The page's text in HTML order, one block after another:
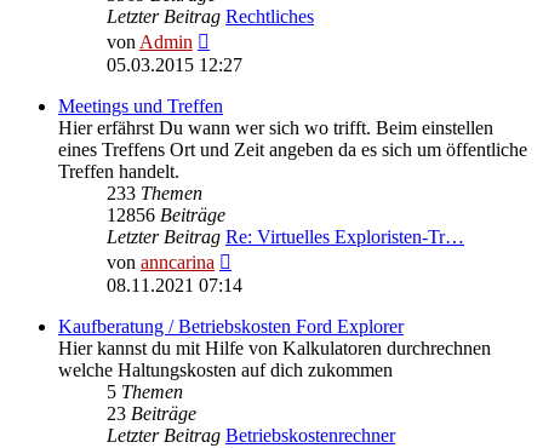
Letzter Beitrag Rechtliches
vonAdmin
Beitrag
05.03.2015 12:27
Meetings und Treffen
Hier erfährst Du wann wer sich wo trifft. Beim einstellen
eines Treffens Ort und Zeit angeben da es sich um öffentliche
Treffen handelt.
233 Themen
12856 Beiträge
Letzter Beitrag Re: Virtuelles Exploristen-Tr…
von anncarina
Beitrag
08.11.2021 07:14
Kaufberatung / Betriebskosten Ford Explorer
Hier kannst du mit Hilfe von Kalkulatoren durchrechnen
welche Haltungskosten auf dich zukommen
5 Themen
23 Beiträge
Letzter Beitrag Betriebskostenrechner